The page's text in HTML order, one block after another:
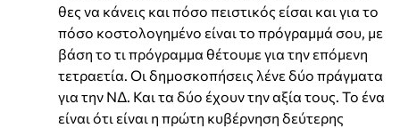
θες να κάνεις και πόσο πειστικός είσαι και για το
πόσο κοστολογημένο είναι το πρόγραμμά σου, με
βάση το τι πρόγραμμα θέτουμε για την επόμενη
τετραετία. Οι δημοσκοπήσεις λένε δύο πράγματα
για την ΝΔ. Και τα δύο έχουν την αξία τους. Το ένα
είναι ότι είναι η πρώτη κυβέρνηση δεύτερης